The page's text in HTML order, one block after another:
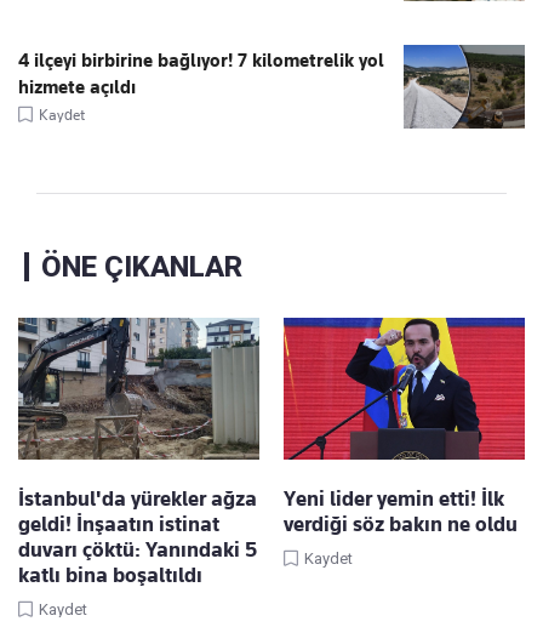
4 ilçeyi birbirine bağlıyor! 7 kilometrelik yol
hizmete açıldı
Kaydet
ÖNE ÇIKANLAR
İstanbul'da yürekler ağza
geldi! İnşaatın istinat
duvarı çöktü: Yanındaki 5
katlı bina boşaltıldı
Kaydet
Yeni lider yemin etti! İlk
verdiği söz bakın ne oldu
Kaydet